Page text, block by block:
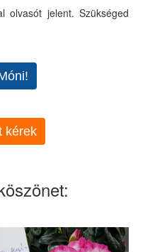
olvasót jelent. Szükséged
kérek